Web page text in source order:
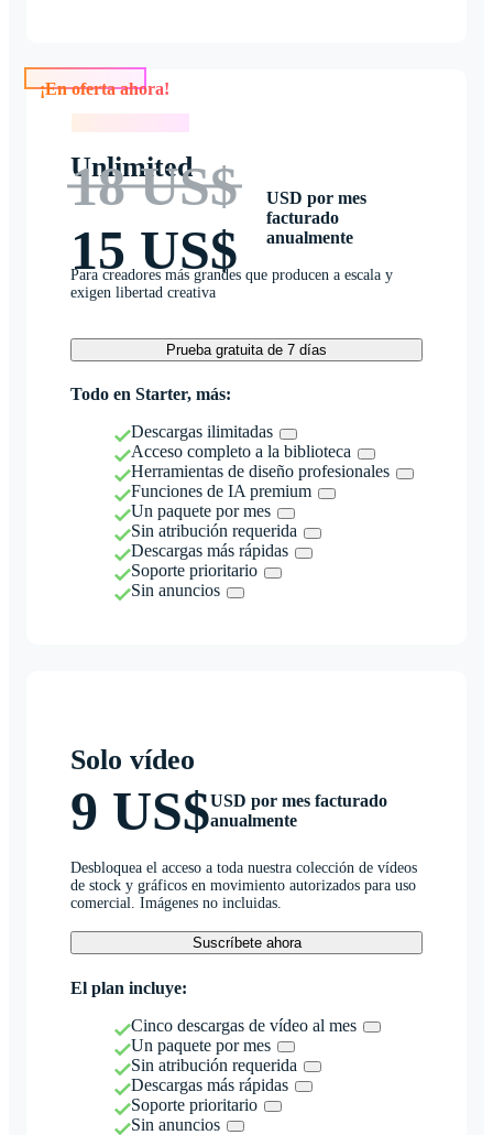
Unlimited
18 US$
15 US$
USD por mes
facturado
anualmente
Para creadores más grandes que producen a escala y
exigen libertad creativa
Prueba gratuita de 7 días
Todo en Starter, más:
Descargas ilimitadas
Acceso completo a la biblioteca
Herramientas de diseño profesionales
Funciones de IA premium
Un paquete por mes
Sin atribución requerida
Descargas más rápidas
Soporte prioritario
Sin anuncios
Solo vídeo
9 US$USD por mes facturado
anualmente
Desbloquea el acceso a toda nuestra colección de vídeos
de stock y gráficos en movimiento autorizados para uso
comercial. Imágenes no incluidas.
Suscríbete ahora
El plan incluye:
Cinco descargas de vídeo al mes
Un paquete por mes
Sin atribución requerida
Descargas más rápidas
Soporte prioritario
Sin anuncios